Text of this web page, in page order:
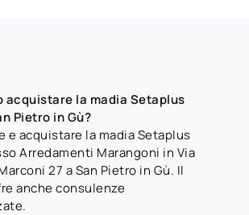
acquistare la madia Setaplus
Pietro in Gù?
e acquistare la madia Setaplus
Arredamenti Marangoni in Via
27 a San Pietro in Gù. Il
anche consulenze